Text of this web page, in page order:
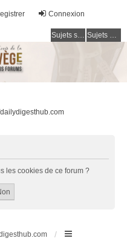
Connexion
Sujets sans réponse Sujets actifs
dailydigesthub.com
les cookies de ce forum ?